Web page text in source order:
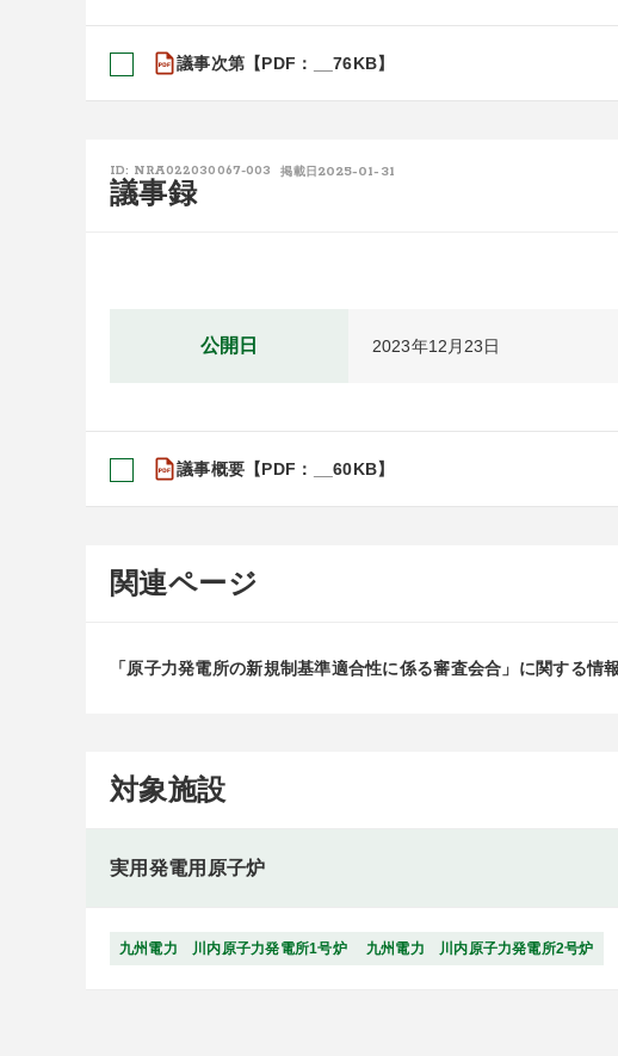
議事次第【PDF：__76KB】
ID: NRA022030067-003 掲載日 2025-01-31
議事録
公開日 2023年12月23日
議事概要【PDF：__60KB】
関連ページ
「原子力発電所の新規制基準適合性に係る審査会合」に関する情
対象施設
実用発電用原子炉
九州電力 川内原子力発電所1号炉 九州電力 川内原子力発電所2号炉